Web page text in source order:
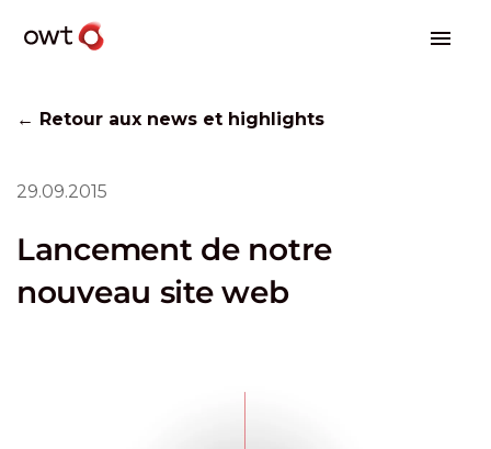
← Retour aux news et highlights
29.09.2015
Lancement de notre
nouveau site web